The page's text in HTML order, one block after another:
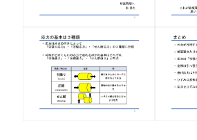
研究開発 R&D
新着情報 News&Topics